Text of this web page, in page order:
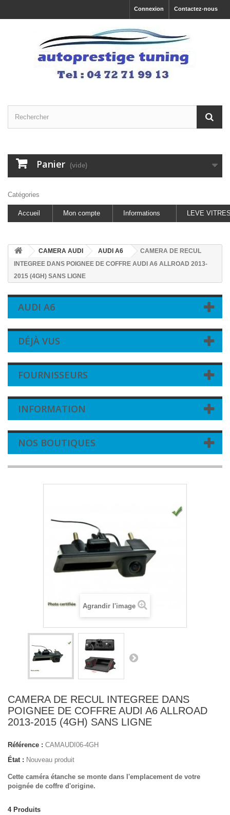
Contactez-nous
Connexion
Panier (vide)
Catégories
Accueil Mon compte Informations LEVE
CAMERA AUDI AUDI A6
CAMERA DE RECUL
INTEGREE DANS POIGNEE DE COFFRE AUDI A6 ALLROAD 2013-
2015 (4GH) SANS LIGNE
AUDI A6
DÉJÀ VUS
FOURNISSEURS
INFORMATION
NOS BOUTIQUES
Agrandir l'image
CAMERA DE RECUL INTEGREE DANS
POIGNEE DE COFFRE AUDI A6 ALLROAD
2013-2015 (4GH) SANS LIGNE
Référence : CAMAUDI06-4GH
État : Nouveau produit
Cette caméra étanche se monte dans l'emplacement de votre
poignée de coffre d'origine.
4 Produits